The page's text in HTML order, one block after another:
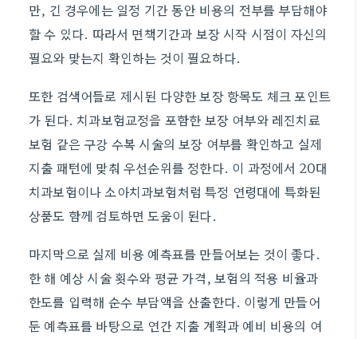
만, 긴 경우에는 일정 기간 동안 비용의 전부를 부담해야
할 수 있다. 따라서 면책기간과 보장 시작 시점이 자신의
필요와 맞는지 확인하는 것이 필요하다.
또한 검색어들로 제시된 다양한 보장 항목도 체크 포인트
가 된다. 치과보험교정을 포함한 보장 여부와 레진치료
보험 같은 구강 수복 시술의 보장 여부를 확인하고 실제
지출 패턴에 맞춰 우선순위를 정한다. 이 과정에서 20대
치과보험이나 소아치과보험처럼 특정 연령대에 특화된
상품도 함께 검토하면 도움이 된다.
마지막으로 실제 비용 예측표를 만들어보는 것이 좋다.
한 해 예상 시술 횟수와 평균 가격, 보험의 적용 비율과
한도를 입력해 순수 부담액을 산출한다. 이렇게 만들어
둔 예측표를 바탕으로 연간 지출 계획과 예비 비용의 여